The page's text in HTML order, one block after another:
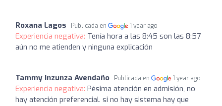
Roxana Lagos Publicada en 1 year ago
Experiencia negativa: Tenía hora a las 8:45 son las 8:57
aún no me atienden y ninguna explicación
Tammy Inzunza Avendaño Publicada en 1 year ago
Experiencia negativa: Pésima atención en admisión, no
hay atención preferencial. si no hay sistema hay que